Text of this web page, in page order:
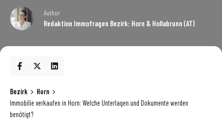
Author
Redaktion Immofragen Bezirk: Horn & Hollabrunn (AT)
Bezirk
Horn
Immobilie verkaufen in Horn: Welche Unterlagen und Dokumente werden
benötigt?